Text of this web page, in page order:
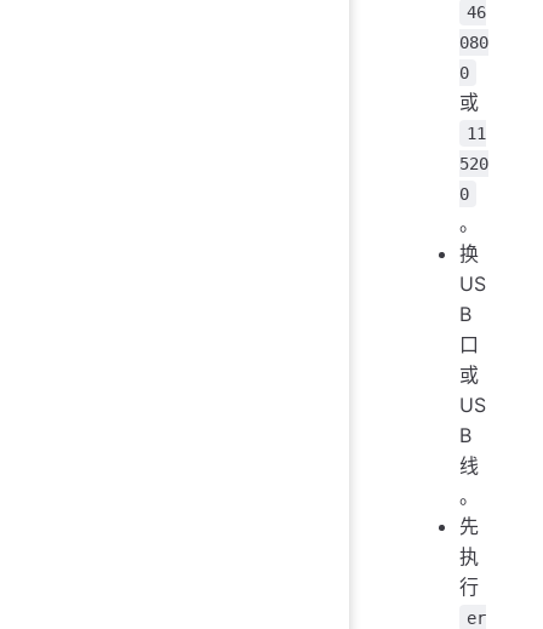
46
080
0
或
11
520
0
。
换
US
B
口
或
US
B
线
。
先
执
行
er